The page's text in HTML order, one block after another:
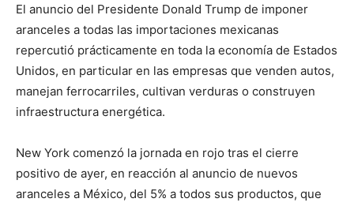
El anuncio del Presidente Donald Trump de imponer
aranceles a todas las importaciones mexicanas
repercutió prácticamente en toda la economía de Estados
Unidos, en particular en las empresas que venden autos,
manejan ferrocarriles, cultivan verduras o construyen
infraestructura energética.
New York comenzó la jornada en rojo tras el cierre
positivo de ayer, en reacción al anuncio de nuevos
aranceles a México, del 5% a todos sus productos, que